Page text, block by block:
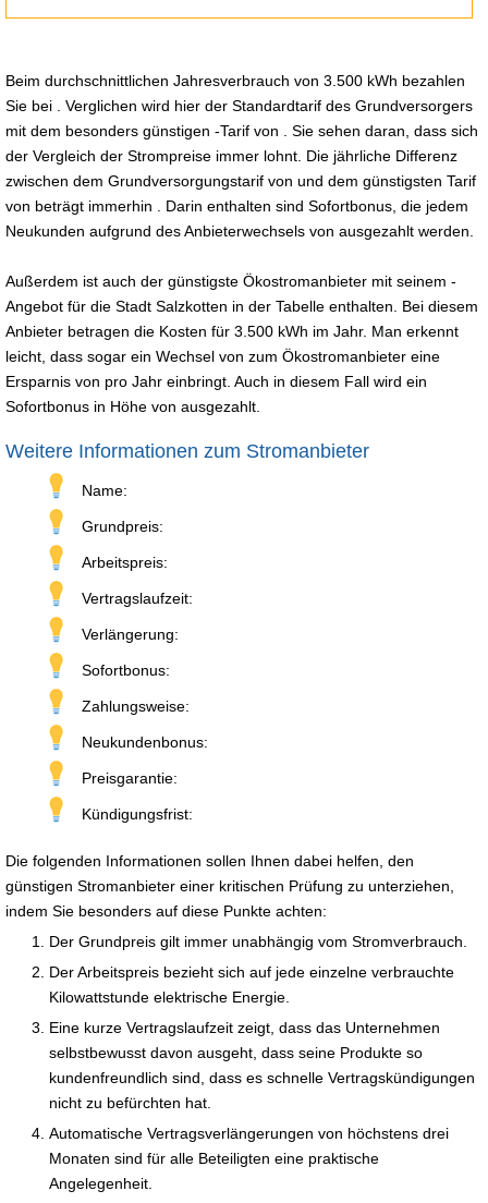
Beim durchschnittlichen Jahresverbrauch von 3.500 kWh bezahlen
Sie bei . Verglichen wird hier der Standardtarif des Grundversorgers
mit dem besonders günstigen -Tarif von . Sie sehen daran, dass sich
der Vergleich der Strompreise immer lohnt. Die jährliche Differenz
zwischen dem Grundversorgungstarif von und dem günstigsten Tarif
von beträgt immerhin . Darin enthalten sind Sofortbonus, die jedem
Neukunden aufgrund des Anbieterwechsels von ausgezahlt werden.
Außerdem ist auch der günstigste Ökostromanbieter mit seinem -
Angebot für die Stadt Salzkotten in der Tabelle enthalten. Bei diesem
Anbieter betragen die Kosten für 3.500 kWh im Jahr. Man erkennt
leicht, dass sogar ein Wechsel von zum Ökostromanbieter eine
Ersparnis von pro Jahr einbringt. Auch in diesem Fall wird ein
Sofortbonus in Höhe von ausgezahlt.
Weitere Informationen zum Stromanbieter
Name:
Grundpreis:
Arbeitspreis:
Vertragslaufzeit:
Verlängerung:
Sofortbonus:
Zahlungsweise:
Neukundenbonus:
Preisgarantie:
Kündigungsfrist:
Die folgenden Informationen sollen Ihnen dabei helfen, den
günstigen Stromanbieter einer kritischen Prüfung zu unterziehen,
indem Sie besonders auf diese Punkte achten:
Der Grundpreis gilt immer unabhängig vom Stromverbrauch.
Der Arbeitspreis bezieht sich auf jede einzelne verbrauchte
Kilowattstunde elektrische Energie.
Eine kurze Vertragslaufzeit zeigt, dass das Unternehmen
selbstbewusst davon ausgeht, dass seine Produkte so
kundenfreundlich sind, dass es schnelle Vertragskündigungen
nicht zu befürchten hat.
Automatische Vertragsverlängerungen von höchstens drei
Monaten sind für alle Beteiligten eine praktische
Angelegenheit.